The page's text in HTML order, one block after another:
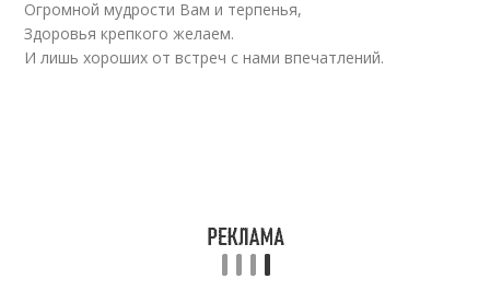
Огромной мудрости Вам и терпенья,
Здоровья крепкого желаем.
И лишь хороших от встреч с нами впечатлений.